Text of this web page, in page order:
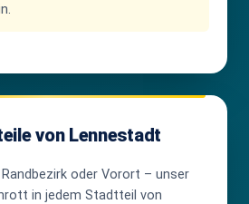
von Lennestadt
oder Vorort – unser
in jedem Stadtteil von